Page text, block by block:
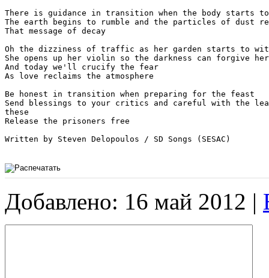
There is guidance in transition when the body starts
The earth begins to rumble and the particles of dust
That message of decay
Oh the dizziness of traffic as her garden starts to
She opens up her violin so the darkness can forgive her
And today we'll crucify the fear
As love reclaims the atmosphere
Be honest in transition when preparing for the feast
Send blessings to your critics and careful with the
these
Release the prisoners free
Written by Steven Delopoulos / SD Songs (SESAC)
Добавлено: 16 май 2012 |